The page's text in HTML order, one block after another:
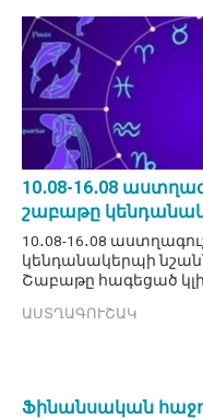
10․08-16․08
շաբաթը
10․08-16․08
կենդանակերպի
Շաբաթը հագեցած
ԱՍՏՂԱԳՈՒՇԱԿ
Ֆինանսական